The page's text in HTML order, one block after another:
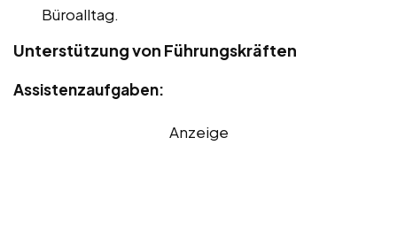
Büroalltag.
Unterstützung von Führungskräften
Assistenzaufgaben:
Anzeige